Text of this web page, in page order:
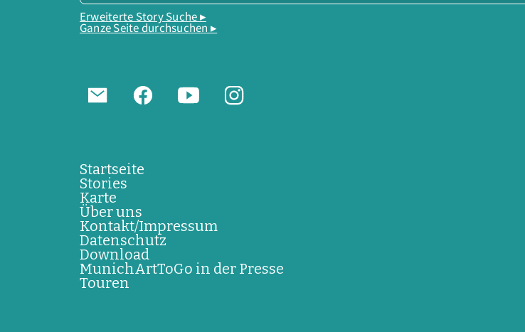
Erweiterte Story Suche ▸
Ganze Seite durchsuchen ▸
Startseite
Stories
Karte
Über uns
Kontakt/Impressum
Datenschutz
Download
MunichArtToGo in der Presse
Touren